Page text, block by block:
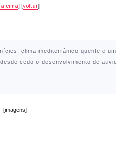
cima] [voltar]
clima mediterrânico quente e
cedo o desenvolvimento de
[imagens]